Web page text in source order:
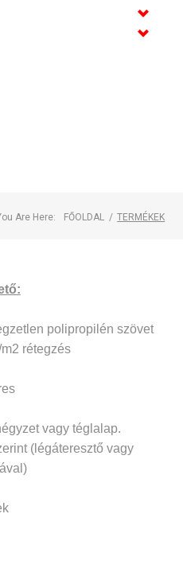
Are Here: FŐOLDAL / TERMÉKEK
polipropilén szövet
rétegzés
vagy téglalap.
(légáteresztő vagy